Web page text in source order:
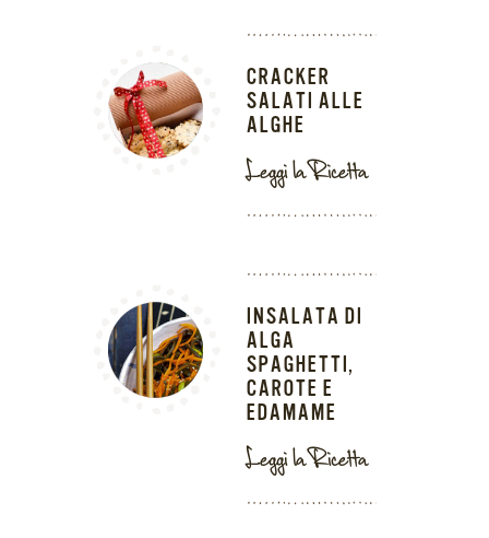
CRACKER
SALATI ALLE
ALGHE
Leggi la Ricetta
INSALATA DI
ALGA
SPAGHETTI,
CAROTE E
EDAMAME
Leggi la Ricetta